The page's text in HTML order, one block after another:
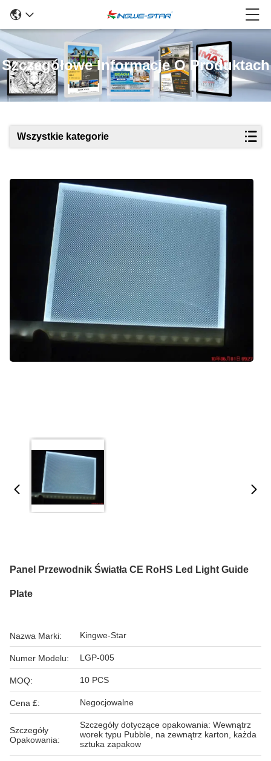
Szczegółowe Informacje O Produktach
Wszystkie kategorie
Panel Przewodnik Światła CE RoHS Led Light Guide
Plate
Nazwa Marki: Kingwe-Star
Numer Modelu: LGP-005
MOQ: 10 PCS
Cena £: Negocjowalne
Szczegóły
Opakowania:
Szczegóły dotyczące opakowania: Wewnątrz
worek typu Pubble, na zewnątrz karton, każda
sztuka zapakow